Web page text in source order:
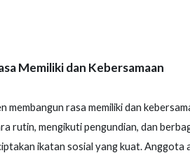
Memiliki dan Kebersamaan
membangun rasa memiliki dan
rutin, mengikuti pengundian, dan
ikatan sosial yang kuat. Anggota